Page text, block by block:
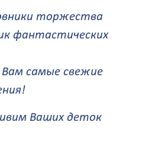
торжества
фантастических
самые свежие
Ваших деток